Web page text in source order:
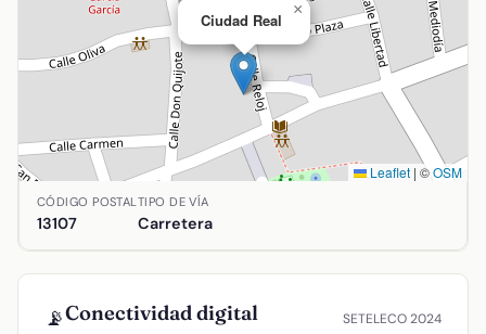
Ciudad Real
×
Leaflet | ©OSM
Ubicación de Ciudad Real en Alcolea de Calatrava,
CÓDIGO POSTAL
13107
TIPO DE VÍA
Carretera
📡Conectividad digital SETELECO 2024